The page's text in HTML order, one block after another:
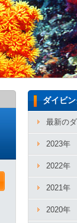
ダイビ
最新の
2023年
2022年
2021年
2020年